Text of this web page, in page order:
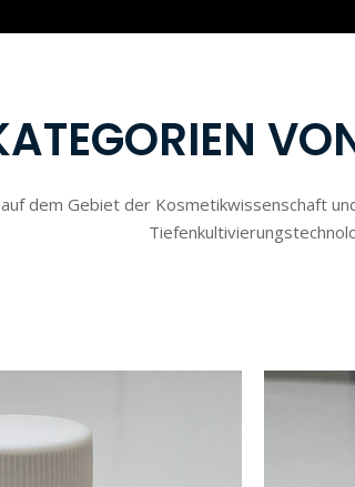
dem Gebiet der Kosmetikwissenschaft